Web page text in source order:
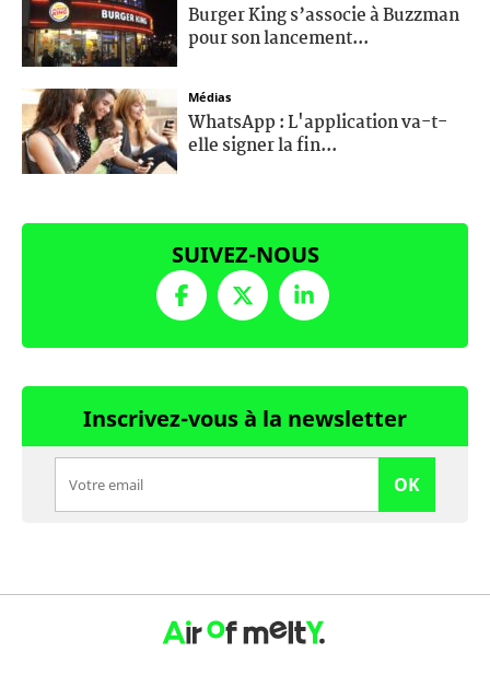
Burger King s’associe à Buzzman
pour son lancement...
Médias
WhatsApp : L'application va-t-
elle signer la fin...
SUIVEZ-NOUS
Inscrivez-vous à la newsletter
OK